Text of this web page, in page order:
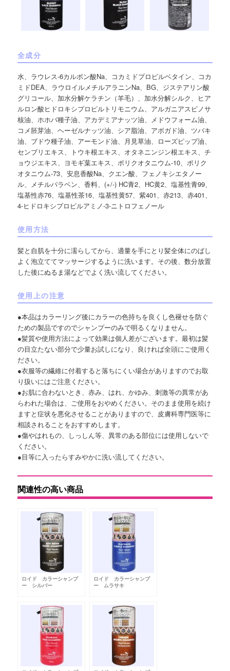
全成分
水、ラウレス-6カルボン酸Na、コカミドプロピルベタイン、コカ
ミドDEA、ラウロイルメチルアラニンNa、BG、ジステアリン酸
グリコール、加水分解ケラチン（羊毛）、加水分解シルク、ヒア
ルロン酸ヒドロキシプロピルトリモニウム、アルガニアスピノサ
核油、ホホバ種子油、アカデミアナッツ油、メドウフォーム油、
コメ胚芽油、ヘーゼルナッツ油、シア脂油、アボガド油、ツバキ
油、ブドウ種子油、アーモンド油、月見草油、ローズピップ油、
センブリエキス、トウキ根エキス、オタネニンジン根エキス、チ
ョウジエキス、ヨモギ葉エキス、ポリクオタニウム-10、ポリク
オタニウム-73、安息香酸Na、クエン酸、フェノキシエタノー
ル、メチルパラベン、香料、(+/-) HC青2、HC黄2、塩基性青99、
塩基性赤76、塩基性茶16、塩基性黄57、紫401、赤213、赤401、
4-ヒドロキシプロピルアミノ-3-ニトロフェノール
使用方法
髪と自肌を十分に濡らしてから、適量を手にとり髪全体にのばし
よく泡立ててマッサージするように洗います。その後、数分放置
した後にぬるま湯などでよく洗い流してください。
使用上の注意
●本品はカラーリング後にカラーの色持ちを良くし色褪せを防ぐ
ための製品ですのでシャンプーのみで明るくなりません。
●髪質や使用方法によって効果は個人差がございます。最初は髪
の目立たない部分で少量お試しになり、良ければ全頭にご使用く
ださい。
●衣服等の繊維に付着すると落ちにくい場合がありますのでお取
り扱いにはご注意ください。
●お肌に合わないとき、赤み、はれ、かゆみ、刺激等の異常があ
らわれた場合は、ご使用をおやめください。そのまま使用を続け
ますと症状を悪化させることがありますので、皮膚科専門医等に
相談されることをおすすめします。
●傷やはれもの、しっしん等、異常のある部位には使用しないで
ください。
●目等に入ったらすみやかに洗い流してください。
関連性の高い商品
ロイド カラーシャンプ
ー シルバー
ロイド カラーシャンプ
ー ムラサキ